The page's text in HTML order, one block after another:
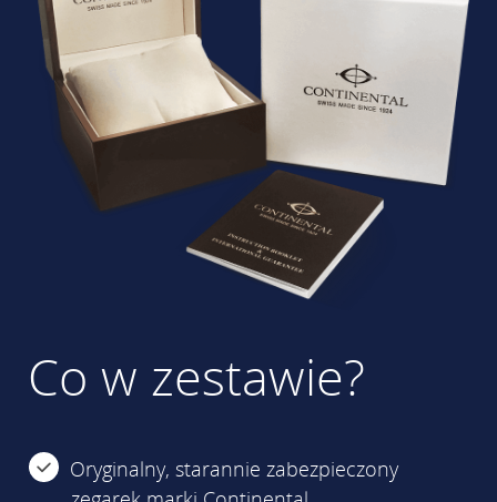
Co w zestawie?
Oryginalny, starannie zabezpieczony